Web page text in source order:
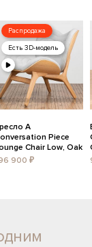
Распродажа
Есть 3D-модель
A
Piece
Chair Low, Oak
900 ₽